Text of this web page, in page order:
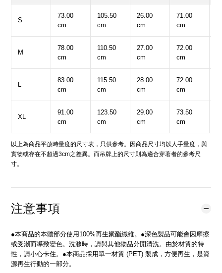
S
73.00
cm
105.50
cm
26.00
cm
71.00
cm
M
78.00
cm
110.50
cm
27.00
cm
72.00
cm
L
83.00
cm
115.50
cm
28.00
cm
72.00
cm
XL
91.00
cm
123.50
cm
29.00
cm
73.50
cm
以上為商品平放時量度的尺寸表，只供參考。因商品尺寸均以人手量度，與
實物或存在不超過3cm之差異。而吊牌上的尺寸則為適合穿著者的參考尺
寸。
注意事項
●本商品的本體部分使用100%再生聚酯纖維。●深色製品可能會因摩擦
或受潮而導致變色。洗滌時，請與其他物品分開清洗。由於材質的特
性，請小心卡住。●本商品採用單一材質 (PET) 製成，方便再生，是資
源再生行動的一部分。